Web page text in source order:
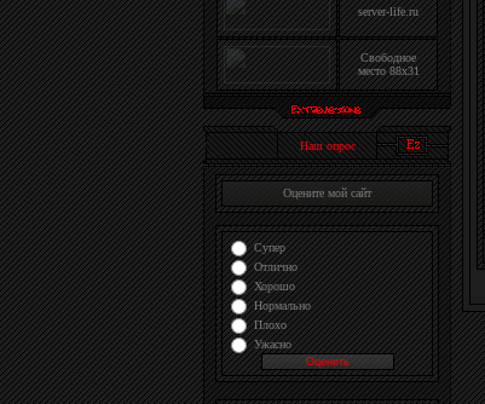
server-life.ru
Свободное
место 88x31
Наш опрос
Оцените мой сайт
Супер
Отлично
Хорошо
Нормально
Плохо
Ужасно